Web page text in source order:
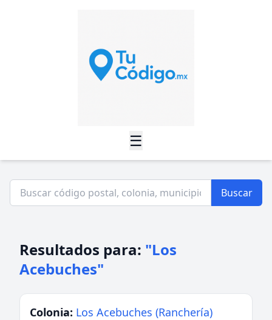
☰
Buscar
Resultados para: "Los
Acebuches"
Colonia: Los Acebuches (Ranchería)